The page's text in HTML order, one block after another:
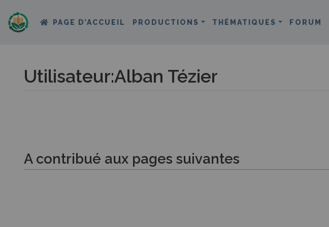
PAGE D’ACCUEIL PRODUCTIONS THÉMATIQUES FORUM
Utilisateur:Alban Tézier
A contribué aux pages suivantes